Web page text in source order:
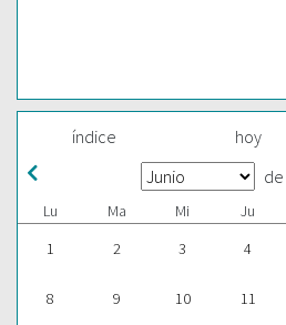
índice hoy
de
Lu Ma Mi Ju
1
2 3 4
8 9 10 11